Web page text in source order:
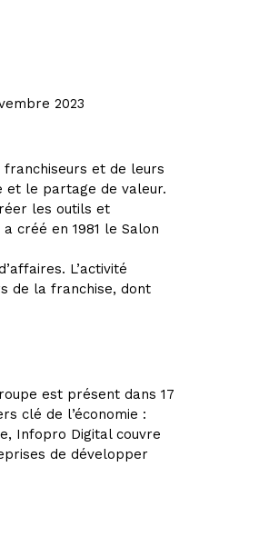
2023
franchiseurs et de leurs
et le partage de valeur.
les outils et
créé en 1981 le Salon
L’activité
de la franchise, dont
est présent dans 17
clé de l’économie :
Infopro Digital couvre
de développer